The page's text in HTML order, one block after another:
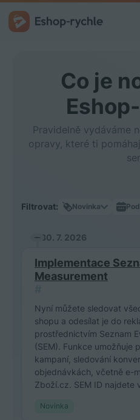
Co je
Pravidelně vydáváme
opravy, které ti
Filtrovat: Novinka
30. 7. 2026
Implementace
Measurement
Nyní můžete sledovat
shopu a odesílat je do
prostřednictvím Seznam
(SEM). Funkce umožňuje
kampaní, sledování
objednávkách, včetně e-
Zboží.cz. SEM ID najdete
Novinka